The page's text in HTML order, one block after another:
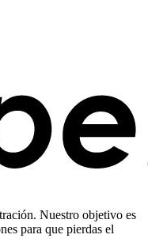
Nuestro objetivo es
para que pierdas el